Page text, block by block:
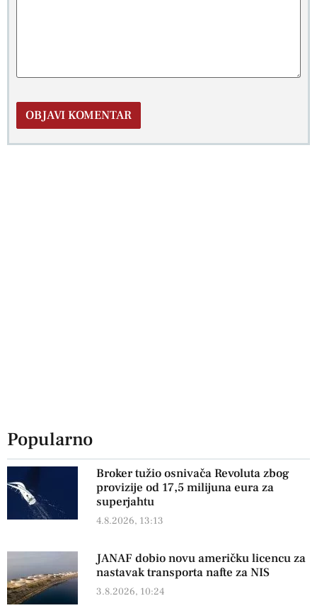
Popularno
Broker tužio osnivača Revoluta zbog
provizije od 17,5 milijuna eura za
superjahtu
4.8.2026, 13:13
JANAF dobio novu američku licencu za
nastavak transporta nafte za NIS
3.8.2026, 10:24